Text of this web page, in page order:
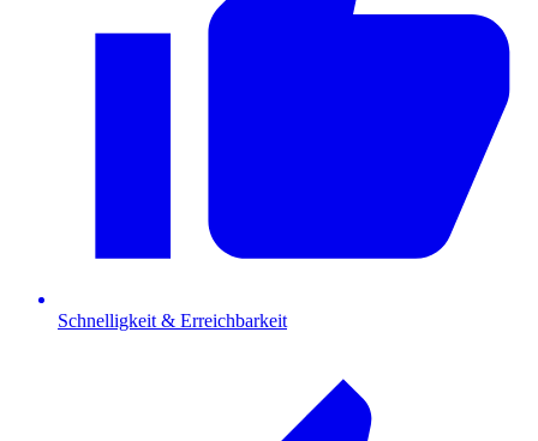
Schnelligkeit & Erreichbarkeit